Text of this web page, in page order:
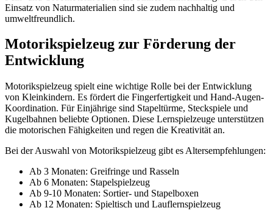
Einsatz von Naturmaterialien sind sie zudem nachhaltig und
umweltfreundlich.
Motorikspielzeug zur Förderung der
Entwicklung
Motorikspielzeug spielt eine wichtige Rolle bei der Entwicklung
von Kleinkindern. Es fördert die Fingerfertigkeit und Hand-Augen-
Koordination. Für Einjährige sind Stapeltürme, Steckspiele und
Kugelbahnen beliebte Optionen. Diese Lernspielzeuge unterstützen
die motorischen Fähigkeiten und regen die Kreativität an.
Bei der Auswahl von Motorikspielzeug gibt es Altersempfehlungen:
Ab 3 Monaten: Greifringe und Rasseln
Ab 6 Monaten: Stapelspielzeug
Ab 9-10 Monaten: Sortier- und Stapelboxen
Ab 12 Monaten: Spieltisch und Lauflernspielzeug